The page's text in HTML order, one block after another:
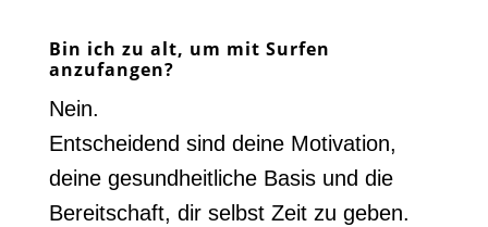
Bin ich zu alt, um mit Surfen
anzufangen?
Nein.
Entscheidend sind deine Motivation,
deine gesundheitliche Basis und die
Bereitschaft, dir selbst Zeit zu geben.